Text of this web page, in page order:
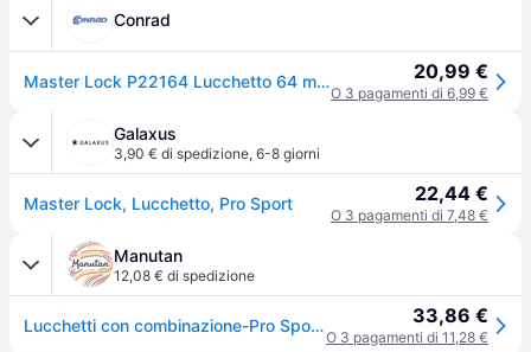
Conrad
Master Lock P22164 Lucchetto 64 mm Stesse chiavi Argento, Nero Serratura a combinazione numerica 20,99 €
O 3 pagamenti di 6,99 €
Galaxus
3,90 € di spedizione, 6-8 giorni
Master Lock, Lucchetto, Pro Sport 22,44 €
O 3 pagamenti di 7,48 €
Manutan
12,08 € di spedizione
Lucchetti con combinazione-Pro Sport 1520EURD-Master Lock, 33,86 €
O 3 pagamenti di 11,28 €